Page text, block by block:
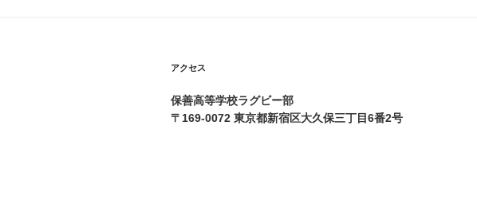
アクセス
保善高等学校ラグビー部
〒169-0072 東京都新宿区大久保三丁目6番2号